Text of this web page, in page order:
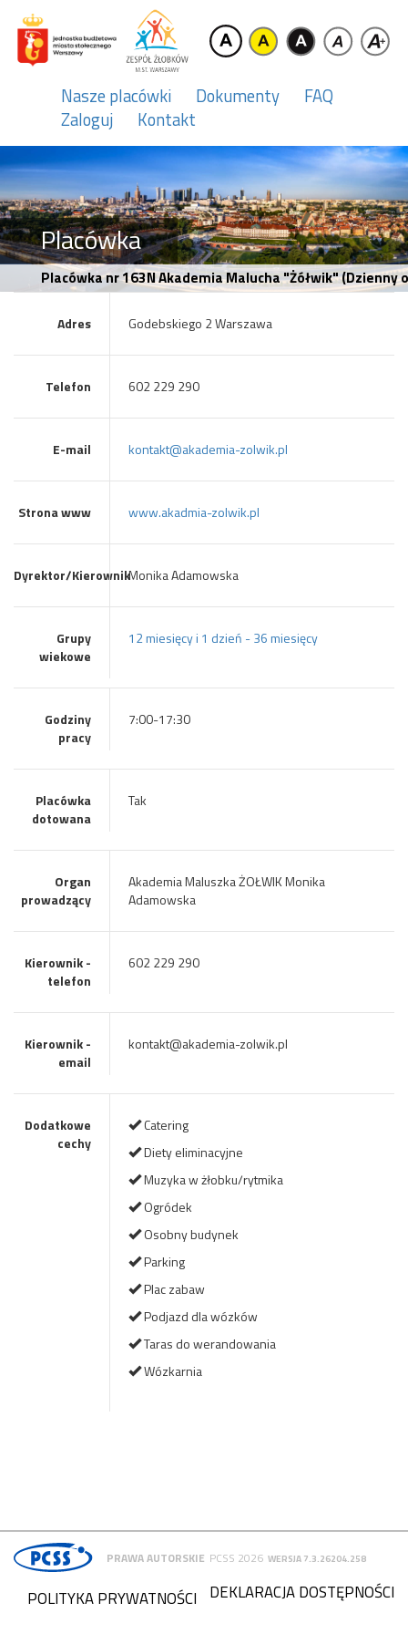
Nasze placówki Dokumenty
FAQ
Zaloguj
Kontakt
Placówka
Placówka nr 163N Akademia Malucha "Żółwik" (Dzienny
Adres Godebskiego 2 Warszawa
Telefon 602 229 290
E-mail kontakt@akademia-zolwik.pl
Strona www www.akadmia-zolwik.pl
Dyrektor/KierownikMonika Adamowska
Grupy
wiekowe
12 miesięcy i 1 dzień - 36 miesięcy
Godziny
pracy
7:00-17:30
Placówka
dotowana
Tak
Organ
prowadzący
Akademia Maluszka ŻOŁWIK Monika
Adamowska
Kierownik -
telefon
602 229 290
Kierownik -
email
kontakt@akademia-zolwik.pl
Dodatkowe
cechy
Catering
Diety eliminacyjne
Muzyka w żłobku/rytmika
Ogródek
Osobny budynek
Parking
Plac zabaw
Podjazd dla wózków
Taras do werandowania
Wózkarnia
PRAWA AUTORSKIE PCSS 2026 WERSJA 7.3.26204.258
DEKLARACJA DOSTĘPNOŚCI
POLITYKA PRYWATNOŚCI